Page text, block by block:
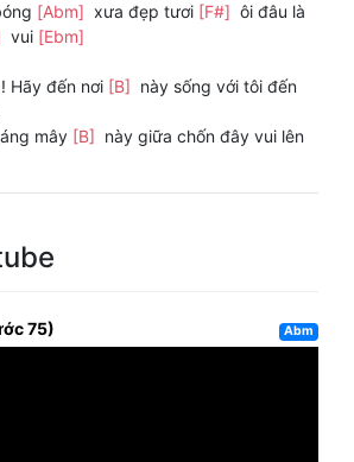
[Abm] xưa đẹp tươi [F#] ôi đâu là
vui [Ebm]
Hãy đến nơi [B] này sống với tôi đến
mây [B] này giữa chốn đây vui lên
75) Abm